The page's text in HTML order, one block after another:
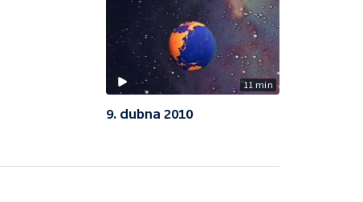
11 min
9. dubna 2010